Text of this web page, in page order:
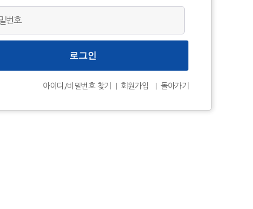
번호
아이디/비밀번호 찾기 회원가입 돌아가기